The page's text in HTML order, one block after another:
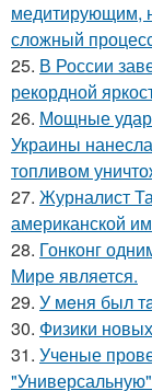
медитирующим,
сложный
25. В России
рекордной
26. Мощные
Украины
топливом
27. Журналист
американской
28. Гонконг
Мире является.
29. У мeня был
30. Физики
31. Ученые